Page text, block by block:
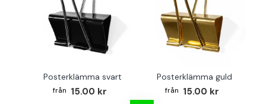
Posterklämma svart
15.00 kr
Posterklämma guld
15.00 kr